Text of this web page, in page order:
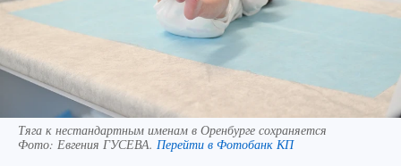
Тяга к нестандартным именам в Оренбурге сохраняется
Фото: Евгения ГУСЕВА. Перейти в Фотобанк КП